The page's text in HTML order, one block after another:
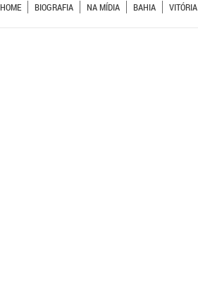
HOME BIOGRAFIA NA MÍDIA BAHIA VITÓRIA